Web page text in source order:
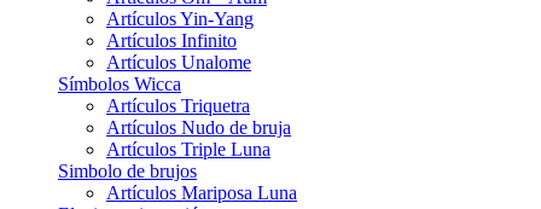
Artículos Yin-Yang
Artículos Infinito
Artículos Unalome
Símbolos Wicca
Artículos Triquetra
Artículos Nudo de bruja
Artículos Triple Luna
Simbolo de brujos
Artículos Mariposa Luna